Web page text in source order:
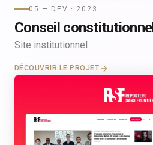
05 — DEV · 2023
Conseil constitutionnel
Site institutionnel
DÉCOUVRIR LE PROJET